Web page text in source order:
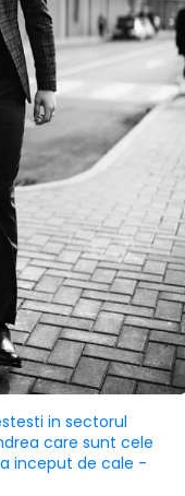
in sectorul
care sunt cele
inceput de cale -